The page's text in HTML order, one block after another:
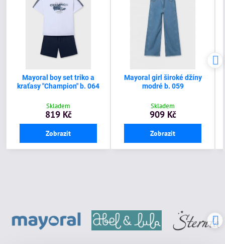
Mayoral boy set triko a
kraťasy "Champion" b. 064
Skladem
819 Kč
Zobrazit
Mayoral girl široké džíny
modré b. 059
Skladem
909 Kč
Zobrazit